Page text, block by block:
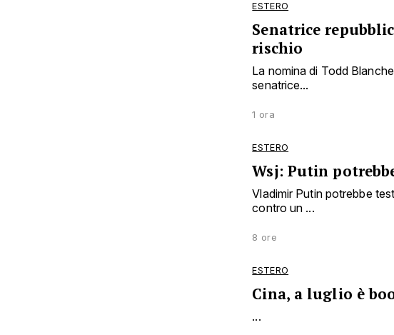
ESTERO
Senatrice
rischio
La nomina di Todd
senatrice...
1 ora
ESTERO
Wsj: Putin
Vladimir Putin potrebbe
contro un ...
8 ore
ESTERO
Cina, a luglio è
...